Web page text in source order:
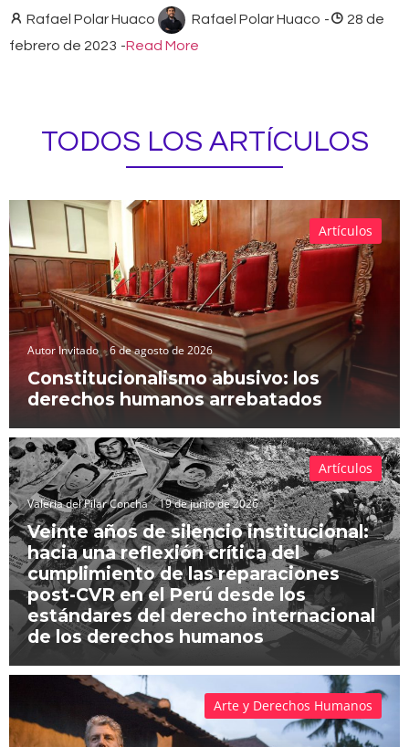
Rafael Polar Huaco Rafael Polar Huaco -
28 de
febrero de 2023 -Read More
TODOS LOS ARTÍCULOS
Autor Invitado 6 de agosto de 2026
Constitucionalismo abusivo: los
derechos humanos arrebatados
Artículos
Valeria del Pilar Concha 19 de junio de 2026
Veinte años de silencio institucional:
hacia una reflexión crítica del
cumplimiento de las reparaciones
post-CVR en el Perú desde los
estándares del derecho internacional
de los derechos humanos
Artículos
Arte y Derechos Humanos